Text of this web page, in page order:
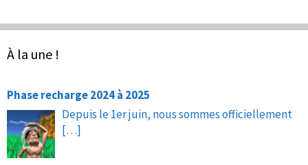
À la une !
Phase recharge 2024 à 2025
Depuis le 1er juin, nous sommes officiellement
[…]